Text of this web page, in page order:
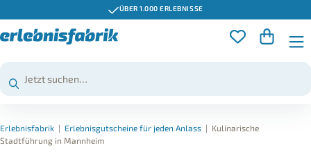
ÜBER 1.000 ERLEBNISSE
Erlebnisfabrik | Erlebnisgutscheine für jeden Anlass | Kulinarische
Stadtführung in Mannheim